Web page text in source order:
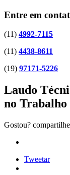
Entre em
(11) 4992-7115
(11) 4438-8611
(19) 97171-5226
Laudo
no Trabalho
Gostou?
Tweetar